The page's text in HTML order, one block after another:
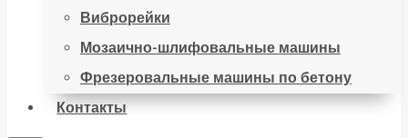
Виброрейки
Мозаично-шлифовальные машины
Фрезеровальные машины по бетону
Контакты